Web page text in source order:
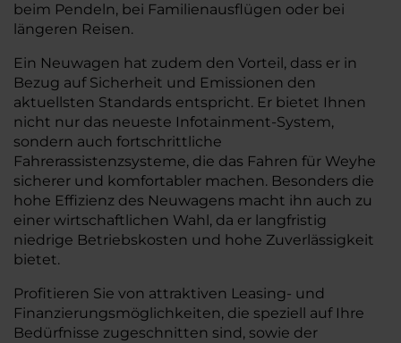
beim Pendeln, bei Familienausflügen oder bei
längeren Reisen.
Ein Neuwagen hat zudem den Vorteil, dass er in
Bezug auf Sicherheit und Emissionen den
aktuellsten Standards entspricht. Er bietet Ihnen
nicht nur das neueste Infotainment-System,
sondern auch fortschrittliche
Fahrerassistenzsysteme, die das Fahren für Weyhe
sicherer und komfortabler machen. Besonders die
hohe Effizienz des Neuwagens macht ihn auch zu
einer wirtschaftlichen Wahl, da er langfristig
niedrige Betriebskosten und hohe Zuverlässigkeit
bietet.
Profitieren Sie von attraktiven Leasing- und
Finanzierungsmöglichkeiten, die speziell auf Ihre
Bedürfnisse zugeschnitten sind, sowie der